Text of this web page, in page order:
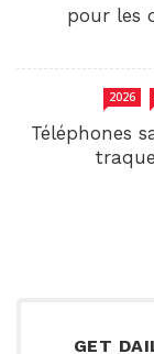
pour les
2026
Téléphones
GET